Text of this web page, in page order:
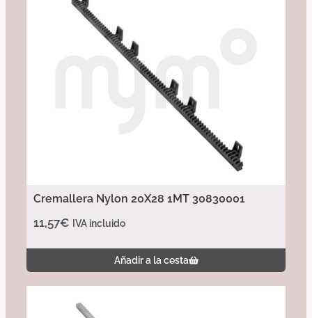
Cremallera Nylon 20X28 1MT 30830001
11,57€ IVA incluido
Añadir a la cesta